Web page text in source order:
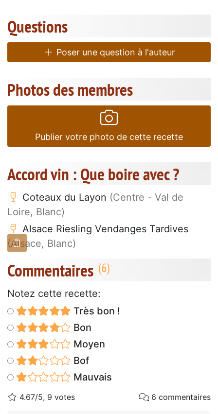
Questions
Poser une question à l'auteur
Photos des membres
Publier votre photo de cette recette
Accord vin : Que boire avec ?
Coteaux du Layon (Centre - Val de
Loire, Blanc)
Alsace Riesling Vendanges Tardives
(Alsace, Blanc)
Commentaires
Notez cette recette:
Très bon !
Bon
Moyen
Bof
Mauvais
4.67/5, 9 votes 6 commentaires